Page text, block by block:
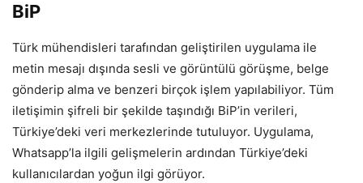
BiP
Türk mühendisleri tarafından geliştirilen uygulama ile
metin mesajı dışında sesli ve görüntülü görüşme, belge
gönderip alma ve benzeri birçok işlem yapılabiliyor. Tüm
iletişimin şifreli bir şekilde taşındığı BiP’in verileri,
Türkiye’deki veri merkezlerinde tutuluyor. Uygulama,
Whatsapp’la ilgili gelişmelerin ardından Türkiye’deki
kullanıcılardan yoğun ilgi görüyor.